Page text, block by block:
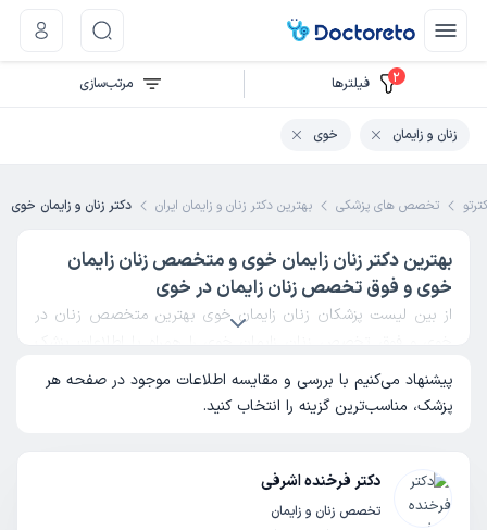
تخصص های پزشکی بهترین دکتر زنان و زایمان ایران دکتر زنان و زایمان خوی
بهترین دکتر زنان زایمان خوی و متخصص زنان زایمان
خوی و فوق تخصص زنان زایمان در خوی
از بین لیست پزشکان زنان زایمان خوی بهترین متخصص زنان در
مشاهده کنید و با مقایسه تجربه، مهارت و نظرات کاربران بهترین
دکتر زنان خوی را انتخاب کنید.
پیشنهاد می‌کنیم با بررسی و مقایسه اطلاعات موجود در صفحه هر
پزشک، مناسب‌ترین گزینه را انتخاب کنید.
دکتر فرخنده اشرفی
تخصص زنان و زایمان
2 فیلتر‌ها مرتب‌سازی
زنان و زایمان خوی